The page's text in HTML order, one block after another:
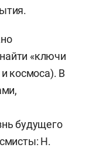
«ключи
космоса). В
будущего
Н.